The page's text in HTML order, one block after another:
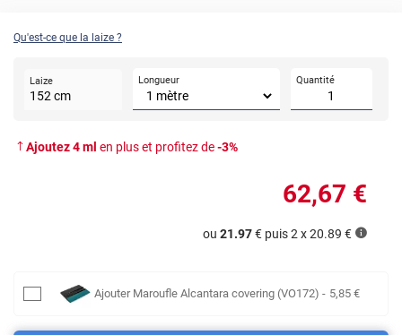
Qu'est-ce que la laize ?
Laize
152 cm
Longueur Quantité
Ajoutez4ml en plus et profitez de-3%
62,67 €
ou 21.97€ puis 2 x20.89 €
Ajouter Maroufle Alcantara covering (VO172) - 5,85 €